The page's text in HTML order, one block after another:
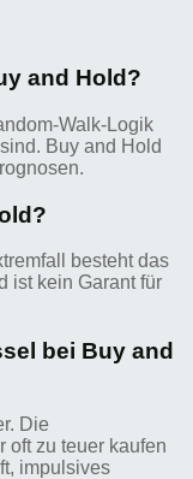
and Hold?
Walk-Logik
Buy and Hold
besteht das
ist kein Garant für
bei Buy and
Die
oft zu teuer kaufen
impulsives